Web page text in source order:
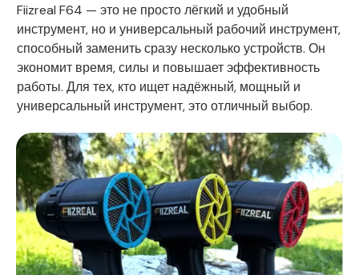
Fiizreal F64 — это не просто лёгкий и удобный
инструмент, но и универсальный рабочий инструмент,
способный заменить сразу несколько устройств. Он
экономит время, силы и повышает эффективность
работы. Для тех, кто ищет надёжный, мощный и
универсальный инструмент, это отличный выбор.